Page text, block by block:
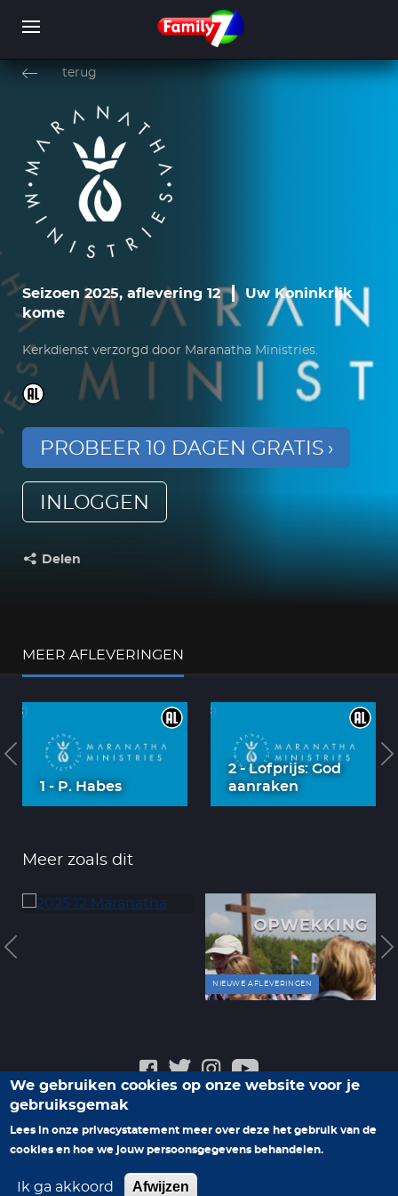
inhoudWORD LID INLOGGEN
terug
Seizoen 2025, aflevering 12
Uw Koninkrijk
kome
Kerkdienst verzorgd door Maranatha Ministries.
PROBEER 10 DAGEN GRATIS
INLOGGEN
Delen
MEER AFLEVERINGEN
1 - P. Habes
2 - Lofprijs: God
aanraken
Meer zoals dit
NIEUWE AFLEVERINGEN
Veelgestelde vragen
Help ons nieuwe programma's te maken
© 2026 Family7. Alle rechten voorbehouden.
We gebruiken cookies op onze website voor je
gebruiksgemak
Lees in onze privacystatement meer over deze het gebruik van de
cookies en hoe we jouw persoonsgegevens behandelen.
Ik ga akkoord Afwijzen